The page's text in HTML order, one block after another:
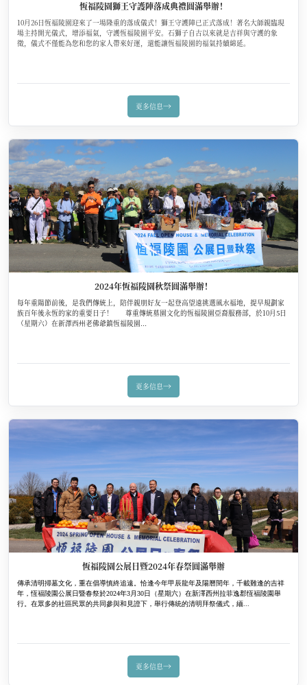
恆福陵園獅王守護陣落成典禮圓滿舉辦！
10月26日恆福陵園迎來了一場隆重的落成儀式！獅王守護陣已正式落成！著名大師親臨現
場主持開光儀式，增添福氣，守護恆福陵園平安。石獅子自古以來就是吉祥與守護的象
徵，儀式不僅能為您和您的家人帶來好運，還能讓恆福陵園的福氣持續綿延。
更多信息→
2024年恆福陵園秋祭圓滿舉辦！
每年重陽節前後，是我們傳統上，陪伴親朋好友一起登高望遠挑選風水福地，提早規劃家
族百年後永恆的家的重要日子！ 尊重傳統墓園文化的恆福陵園亞裔服務部，於10月5日
（星期六）在新澤西州老佛爺鎮恆福陵園...
更多信息→
恆福陵園公展日暨2024年春祭圓滿舉辦
傳承清明掃墓文化，重在倡導慎終追遠。恰逢今年甲辰龍年及陽曆閏年，千載難逢的吉祥
年，恆福陵園公展日暨春祭於2024年3月30日（星期六）在新澤西州拉菲逸郡恆福陵園舉
行。在眾多的社區民眾的共同參與和見證下，舉行傳統的清明拜祭儀式，緬...
更多信息→